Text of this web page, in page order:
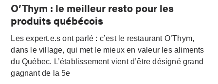
O’Thym : le meilleur resto pour les
produits québécois
Les expert.e.s ont parlé : c’est le restaurant O’Thym,
dans le village, qui met le mieux en valeur les aliments
du Québec. L’établissement vient d’être désigné grand
gagnant de la 5e